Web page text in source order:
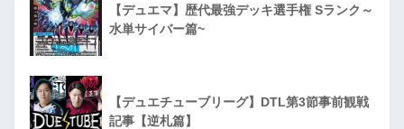
【デュエマ】歴代最強デッキ選手権 Sランク～
水単サイバー篇~
【デュエチューブリーグ】DTL第3節事前観戦
記事【逆札篇】